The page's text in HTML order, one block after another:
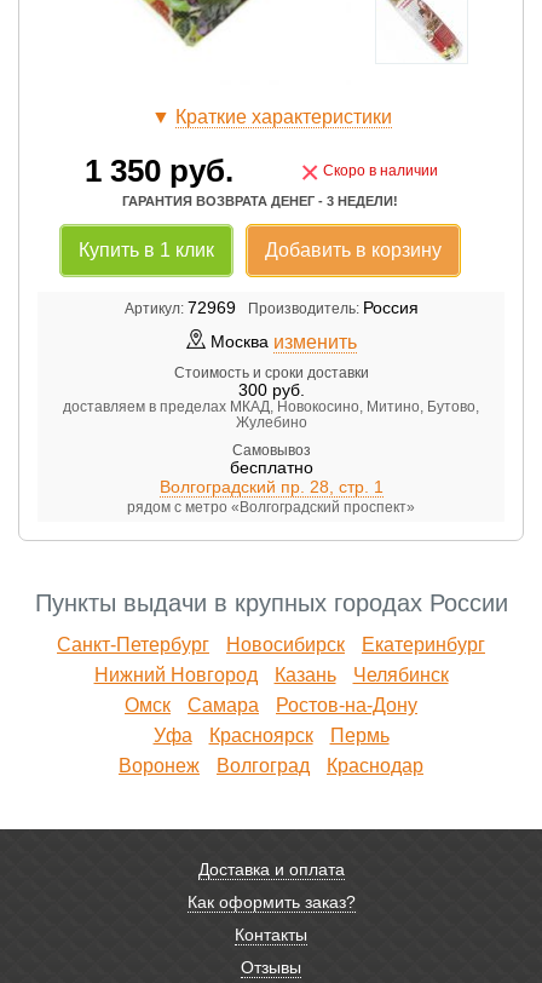
▼ Краткие характеристики
1 350руб. × Скоро в наличии
ГАРАНТИЯ ВОЗВРАТА ДЕНЕГ - 3 НЕДЕЛИ!
Купить в 1 клик Добавить в корзину
Артикул: 72969 Производитель: Россия
Москва изменить
Стоимость и сроки доставки
300руб.
доставляем в пределах МКАД, Новокосино, Митино, Бутово,
Жулебино
Самовывоз
бесплатно
Волгоградский пр. 28, стр. 1
рядом с метро «Волгоградский проспект»
Пункты выдачи в крупных городах России
Санкт-Петербург Новосибирск
Екатеринбург
Нижний Новгород
Казань
Челябинск
Омск
Самара
Ростов-на-Дону
Уфа
Красноярск
Пермь
Воронеж
Волгоград Краснодар
Доставка и оплата
Как оформить заказ?
Контакты
Отзывы